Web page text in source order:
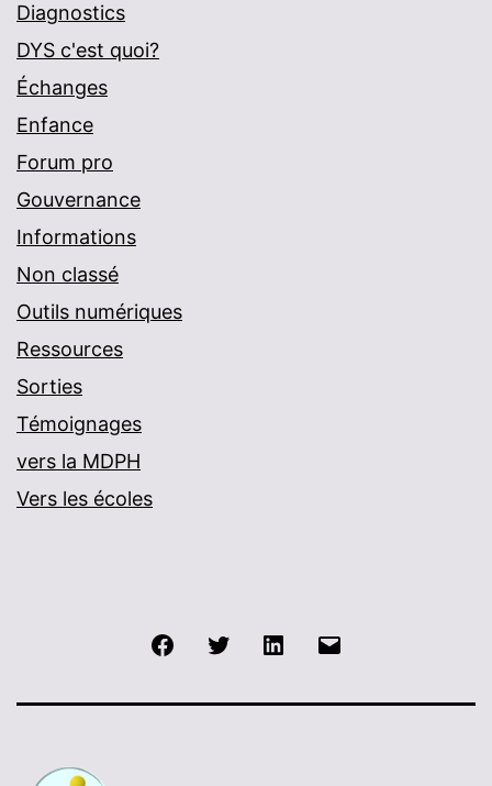
Diagnostics
DYS c'est quoi?
Échanges
Enfance
Forum pro
Gouvernance
Informations
Non classé
Outils numériques
Ressources
Sorties
Témoignages
vers la MDPH
Vers les écoles
FacebookTwitter LinkedIn